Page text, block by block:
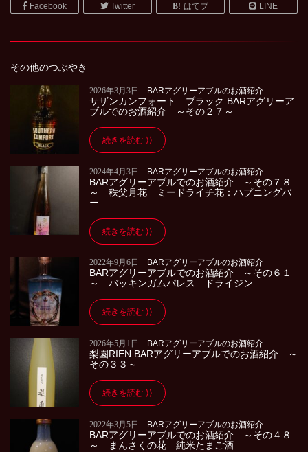
Facebook Twitter はてブ LINE
その他のつぶやき
2026年3月3日 BARアグリーアブルのお酒紹介
サザンカンフォート ブラック BARアグリーア
ブルでのお酒紹介 ～その２７～
続きを読む
2024年4月3日 BARアグリーアブルのお酒紹介
BARアグリーアブルでのお酒紹介 ～その７８
～ 秩父月花 ミードライチ花：ハプニングバ
ー
続きを読む
2022年9月6日 BARアグリーアブルのお酒紹介
BARアグリーアブルでのお酒紹介 ～その６１
～ バッキンガムパレス ドライジン
続きを読む
2026年5月1日 BARアグリーアブルのお酒紹介
梨園RIEN BARアグリーアブルでのお酒紹介 ～
その３３～
続きを読む
2022年3月5日 BARアグリーアブルのお酒紹介
BARアグリーアブルでのお酒紹介 ～その４８
～ まんさくの花 純米たまご酒